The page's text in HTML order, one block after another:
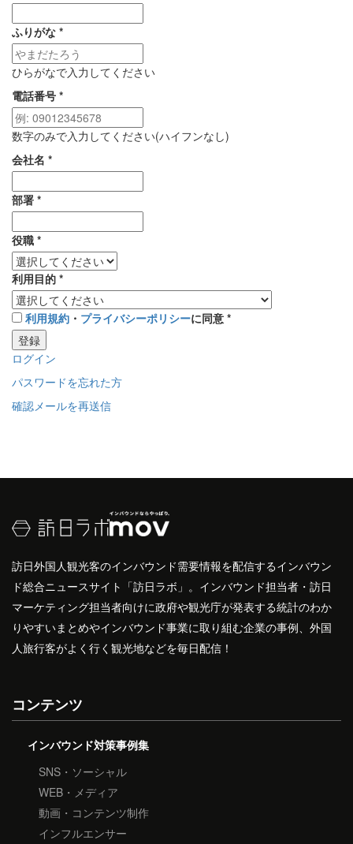
ふりがな *
ひらがなで入力してください
電話番号 *
数字のみで入力してください(ハイフンなし)
会社名 *
部署 *
役職 *
利用目的 *
利用規約 ・ プライバシーポリシーに同意 *
登録
ログイン
パスワードを忘れた方
確認メールを再送信
訪日外国人観光客のインバウンド需要情報を配信するインバウン
ド総合ニュースサイト「訪日ラボ」。インバウンド担当者・訪日
マーケティング担当者向けに政府や観光庁が発表する統計のわか
りやすいまとめやインバウンド事業に取り組む企業の事例、外国
人旅行客がよく行く観光地などを毎日配信！
コンテンツ
インバウンド対策事例集
SNS・ソーシャル
WEB・メディア
動画・コンテンツ制作
インフルエンサー